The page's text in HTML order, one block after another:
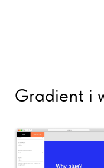
Gradient i